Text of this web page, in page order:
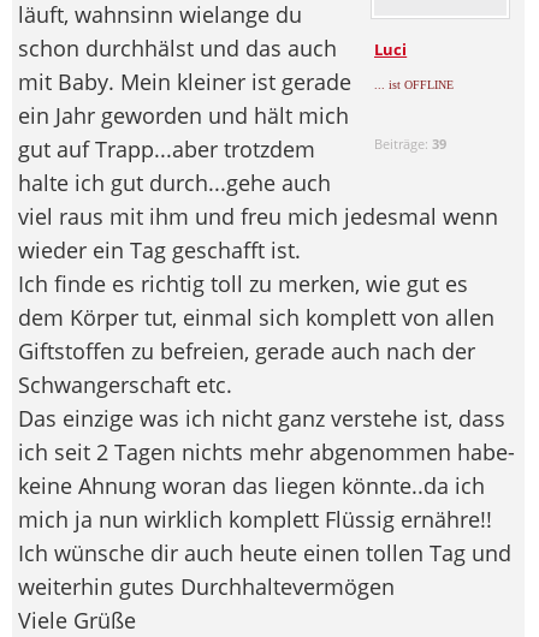
Luci
... ist OFFLINE
Beiträge:39
läuft, wahnsinn wielange du
schon durchhälst und das auch
mit Baby. Mein kleiner ist gerade
ein Jahr geworden und hält mich
gut auf Trapp...aber trotzdem
halte ich gut durch...gehe auch
viel raus mit ihm und freu mich jedesmal wenn
wieder ein Tag geschafft ist.
Ich finde es richtig toll zu merken, wie gut es
dem Körper tut, einmal sich komplett von allen
Giftstoffen zu befreien, gerade auch nach der
Schwangerschaft etc.
Das einzige was ich nicht ganz verstehe ist, dass
ich seit 2 Tagen nichts mehr abgenommen habe-
keine Ahnung woran das liegen könnte..da ich
mich ja nun wirklich komplett Flüssig ernähre!!
Ich wünsche dir auch heute einen tollen Tag und
weiterhin gutes Durchhaltevermögen
Viele Grüße